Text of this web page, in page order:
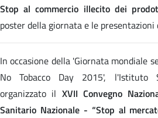
Stop al commercio illecito dei
poster della giornata e le
In occasione della 'Giornata mondiale
No Tobacco Day 2015', l'Istituto
organizzato il XVII Convegno
Sanitario Nazionale - “Stop al